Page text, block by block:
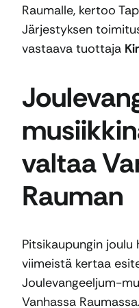
Raumalle, kertoo
Järjestyksen
vastaava tuottaja
valtaa
Rauman
Pitsikaupungin
viimeistä kertaa
Joulevangeeljum-
Vanhassa